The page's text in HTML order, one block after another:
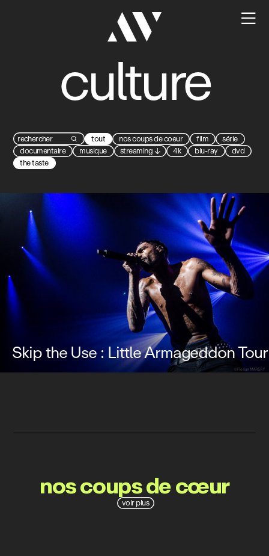

culture
 tout nos coups de coeur film
série
documentaire
musique streaming↓ 4k blu-ray
dvd
the taste
Skip the Use : Little Armageddon Tour
voir plus
nos coups de cœur